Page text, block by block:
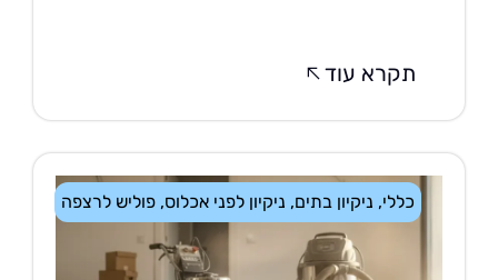
תקרא עוד
ניקיון בתים,ניקיון לפני אכלוס,פוליש לרצפה